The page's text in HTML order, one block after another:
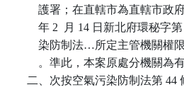
護署；在直轄市為直轄市
年 2  月 14 日新北府環秘
染防制法…所定主管機關權
。準此，本案原處分機關為
二、次按空氣污染防制法第